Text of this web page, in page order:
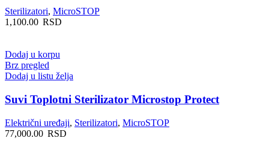
Sterilizatori, MicroSTOP
1,100.00 RSD
Dodaj u korpu
Brz pregled
Dodaj u listu želja
Suvi Toplotni Sterilizator Microstop Protect
Električni uređaji, Sterilizatori, MicroSTOP
77,000.00 RSD